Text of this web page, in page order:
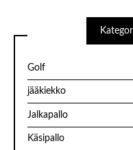
Golf
jääkiekko
Jalkapallo
Käsipallo